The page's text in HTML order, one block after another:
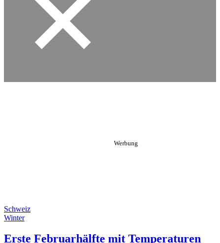
Schweiz
Winter
Erste Februarhälfte mit Temperaturen